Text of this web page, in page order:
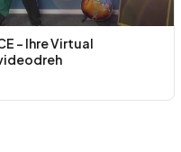
– Ihre Virtual